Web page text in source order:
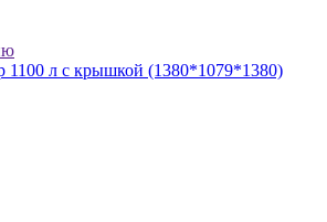
1100 л с крышкой (1380*1079*1380)